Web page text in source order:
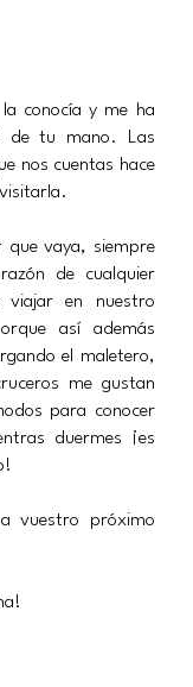
conocía y me ha
de tu mano. Las
nos cuentas hace
vaya, siempre
de cualquier
en nuestro
así además
el maletero,
me gustan
para conocer
duermes ¡es
vuestro próximo